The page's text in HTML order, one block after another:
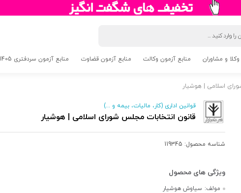
و مشاوران منابع آزمون وکالت منابع آزمون قضاوت منابع آزمون سردفتری 1405
اسلامی | هوشیار
قوانین اداری (کار، مالیات، بیمه و ...)
قانون انتخابات مجلس شورای اسلامی | هوشیار
شناسه محصول: 119345
مولف: سیاوش هوشیار